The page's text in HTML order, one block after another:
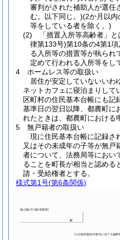
審判がされた補助人が選任
む。以下同じ。)(2か月以
等をしている者を除く。)
(2) 「措置入所等高齢者」と
律第133号)第10条の4第1
る入所等の措置等が執られ
定めて行われる入所等をし
4 ホームレス等の取扱い
居住が安定していないいわ
ネットカフェに寝泊まりして
区町村の住民基本台帳にも記
基準日の翌日以降、都農町に
れたときは、都農町における
5 無戸籍者の取扱い
現に住民基本台帳に記録さ
又はその未成年の子等が無戸
者について、法務局等におい
ることを町長が相当と認める
請・受給権者とする。
様式第1号(第6条関係)